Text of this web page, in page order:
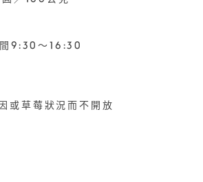
9:30〜16:30
或草莓狀況而不開放